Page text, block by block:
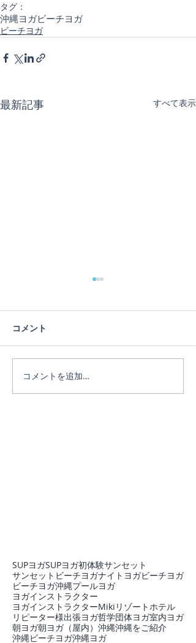
タグ：
沖縄ヨガビーチヨガ
ビーチヨガ
最新記事 すべて表示
蓮の花
コメント
コメントを追加…
SUPヨガSUPヨガ初体験サンセット
サンセットビーチヨガナイトヨガビーチヨガ
ビーチヨガ沖縄プールヨガ
ヨガインストラクター
ヨガインストラクターMiki リゾートホテル
リピーター様出張ヨガ哲学団体ヨガ室内ヨガ
朝ヨガ朝ヨガ（屋内） 沖縄沖縄をご紹介
沖縄ビーチヨガ沖縄ヨガ